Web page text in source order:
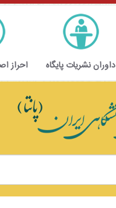
داوران نشریات پایگاه احراز